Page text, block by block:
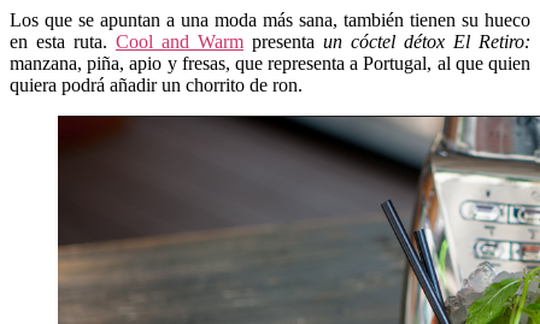
Los que se apuntan a una moda más sana, también tienen su hueco
en esta ruta. Cool and Warm presenta un cóctel détox El Retiro:
manzana, piña, apio y fresas, que representa a Portugal, al que quien
quiera podrá añadir un chorrito de ron.